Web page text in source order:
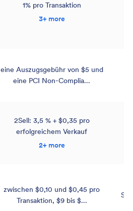
1% pro Transaktion
3+ more
eine Auszugsgebühr von $5 und
eine PCI Non-Complia...
2Sell: 3,5 % + $0,35 pro
erfolgreichem Verkauf
2+ more
zwischen $0,10 und $0,45 pro
Transaktion, $9 bis $...